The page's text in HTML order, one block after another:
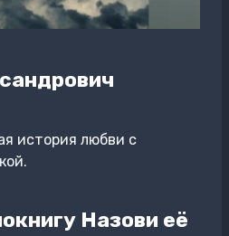
история любви с
Назови её